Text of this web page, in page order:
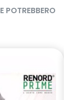
POTREBBERO